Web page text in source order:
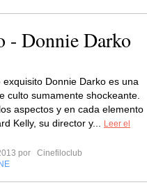
- Donnie Darko
exquisito Donnie Darko es una
culto sumamente shockeante.
aspectos y en cada elemento
Kelly, su director y...
Leer el
por
Cinefiloclub